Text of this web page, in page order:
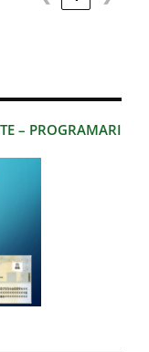
– PROGRAMARI